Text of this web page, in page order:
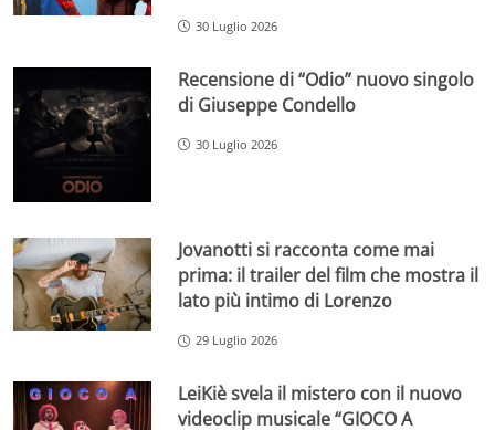
30 Luglio 2026
Recensione di “Odio” nuovo singolo
di Giuseppe Condello
30 Luglio 2026
Jovanotti si racconta come mai
prima: il trailer del film che mostra il
lato più intimo di Lorenzo
29 Luglio 2026
LeiKiè svela il mistero con il nuovo
videoclip musicale “GIOCO A